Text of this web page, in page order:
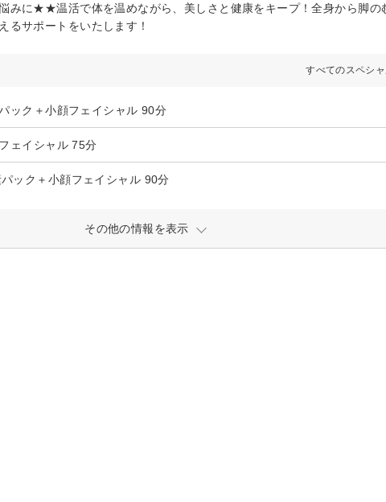
みに★★温活で体を温めながら、美しさと健康をキープ！全身から脚の
るサポートをいたします！
すべてのスペシ
ック＋小顔フェイシャル 90分
ェイシャル 75分
ック＋小顔フェイシャル 90分
その他の情報を表示